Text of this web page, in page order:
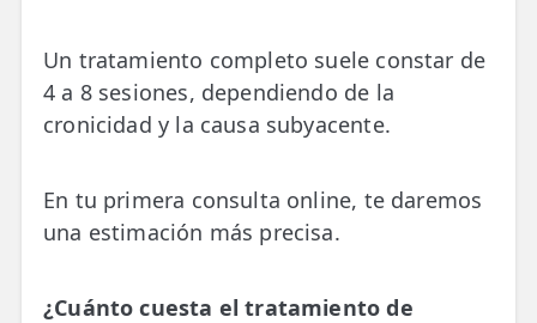
Un tratamiento completo suele constar de
4 a 8 sesiones, dependiendo de la
cronicidad y la causa subyacente.
En tu primera consulta online, te daremos
una estimación más precisa.
¿Cuánto cuesta el tratamiento de